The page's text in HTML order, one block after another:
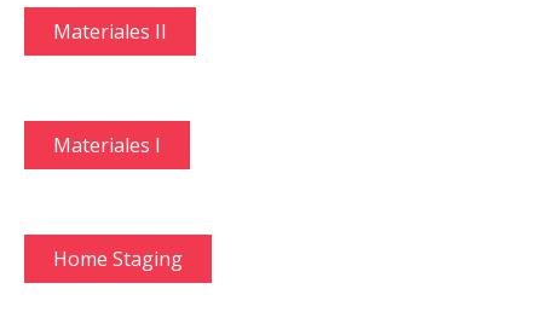
Materiales II
Materiales I
Home Staging